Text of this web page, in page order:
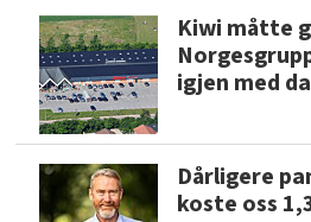
Kiwi måtte
igjen med
Dårligere
koste oss